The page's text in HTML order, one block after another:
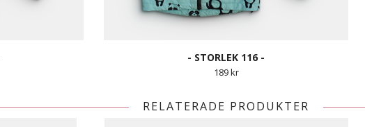
- STORLEK 116 -
189 kr
RELATERADE PRODUKTER